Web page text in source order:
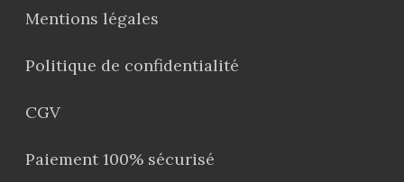
Mentions légales
Politique de confidentialité
CGV
Paiement 100% sécurisé